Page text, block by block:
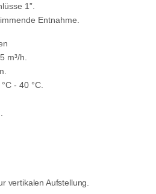
1”.
Entnahme.
m³/h.
- 40 °C.
vertikalen Aufstellung.